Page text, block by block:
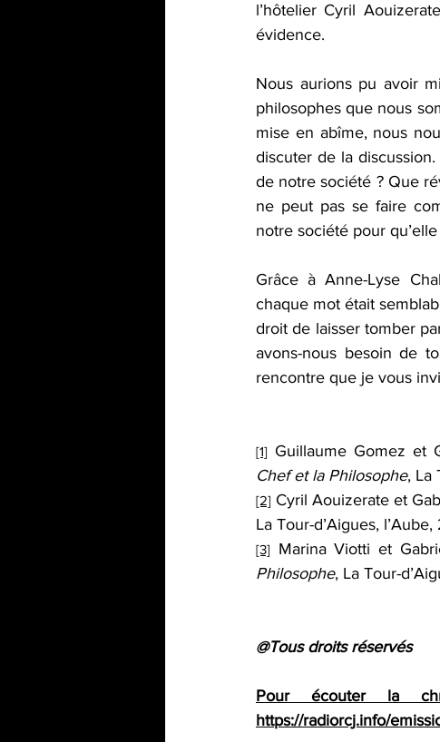
l’hôtelier Cyril Aouizerate
évidence.
Nous aurions pu avoir
philosophes que nous
mise en abîme, nous
discuter de la
de notre société ? Que
ne peut pas se faire
notre société pour
Grâce à Anne-Lyse
chaque mot était
droit de laisser tomber
avons-nous besoin de
rencontre que je vous
[1] Guillaume Gomez et
Chef et la Philosophe, La
[2] Cyril Aouizerate et
La Tour-d’Aigues,
[3] Marina Viotti et
Philosophe, La Tour-
@Tous droits réservés
https://radiorcj.info/